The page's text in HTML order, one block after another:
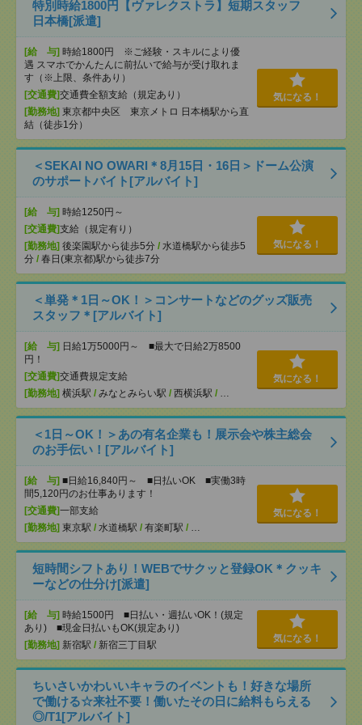
特別時給1800円【ヴァレクストラ】短期スタッフ
日本橋[派遣]
[給 与] 時給1800円 ※ご経験・スキルにより優
遇 スマホでかんたんに前払いで給与が受け取れま
す（※上限、条件あり）
[交通費]交通費全額支給（規定あり）
[勤務地] 東京都中央区 東京メトロ 日本橋駅から直
結（徒歩1分）
気になる！
＜SEKAI NO OWARI＊8月15日・16日＞ドーム公演
のサポートバイト[アルバイト]
[給 与] 時給1250円～
[交通費]支給（規定有り）
[勤務地] 後楽園駅から徒歩5分 / 水道橋駅から徒歩5
分 / 春日(東京都)駅から徒歩7分
気になる！
＜単発＊1日～OK！＞コンサートなどのグッズ販売
スタッフ＊[アルバイト]
[給 与] 日給1万5000円～ ■最大で日給2万8500
円！
[交通費]交通費規定支給
[勤務地] 横浜駅 / みなとみらい駅 / 西横浜駅 / …
気になる！
＜1日～OK！＞あの有名企業も！展示会や株主総会
のお手伝い！[アルバイト]
[給 与] ■日給16,840円～ ■日払いOK ■実働3時
間5,120円のお仕事あります！
[交通費]一部支給
[勤務地] 東京駅 / 水道橋駅 / 有楽町駅 / …
気になる！
短時間シフトあり！WEBでサクッと登録OK＊クッキ
ーなどの仕分け[派遣]
[給 与] 時給1500円 ■日払い・週払いOK！(規定
あり) ■現金日払いもOK(規定あり)
[勤務地] 新宿駅 / 新宿三丁目駅
気になる！
ちいさいかわいいキャラのイベントも！好きな場所
で働ける☆来社不要！働いたその日に給料もらえる
◎/T1[アルバイト]